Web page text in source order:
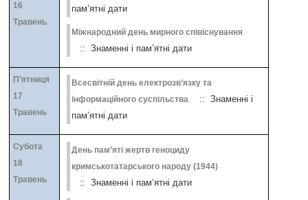
16
Травень
пам’ятні дати
Міжнародний день мирного співіснування
:: Знаменні і пам’ятні дати
П’ятниця
17
Травень
Всесвітній день електрозв’язку та
інформаційного суспільства
:: Знаменні і
пам’ятні дати
Субота
18
Травень
День пам’яті жертв геноциду
кримськотатарського народу (1944)
:: Знаменні і пам’ятні дати